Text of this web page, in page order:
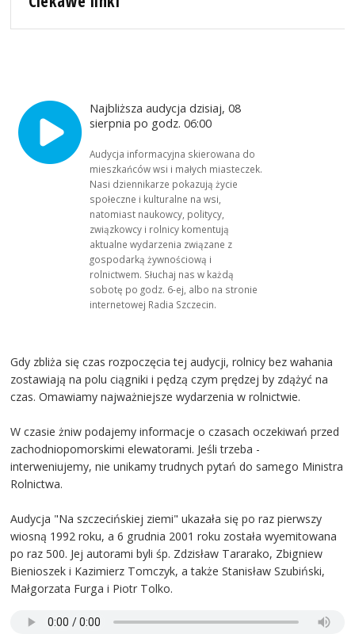
Najbliższa audycja dzisiaj, 08
sierpnia po godz. 06:00
Audycja informacyjna skierowana do
mieszkańców wsi i małych miasteczek.
Nasi dziennikarze pokazują życie
społeczne i kulturalne na wsi,
natomiast naukowcy, politycy,
związkowcy i rolnicy komentują
aktualne wydarzenia związane z
gospodarką żywnościową i
rolnictwem. Słuchaj nas w każdą
sobotę po godz. 6-ej, albo na stronie
internetowej Radia Szczecin.
Gdy zbliża się czas rozpoczęcia tej audycji, rolnicy bez wahania
zostawiają na polu ciągniki i pędzą czym prędzej by zdążyć na
czas. Omawiamy najważniejsze wydarzenia w rolnictwie.
W czasie żniw podajemy informacje o czasach oczekiwań przed
zachodniopomorskimi elewatorami. Jeśli trzeba -
interweniujemy, nie unikamy trudnych pytań do samego Ministra
Rolnictwa.
Audycja "Na szczecińskiej ziemi" ukazała się po raz pierwszy
wiosną 1992 roku, a 6 grudnia 2001 roku została wyemitowana
po raz 500. Jej autorami byli śp. Zdzisław Tararako, Zbigniew
Bienioszek i Kazimierz Tomczyk, a także Stanisław Szubiński,
Małgorzata Furga i Piotr Tolko.